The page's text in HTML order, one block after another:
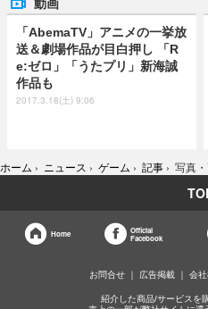
動画
「AbemaTV」アニメの一挙放
送＆劇場作品が目白押し 「R
e:ゼロ」「うたプリ」新海誠
作品も
2017.3.18(土) 9:06
ホーム › ニュース › ゲーム › 記事 › 写真
Home
Official
Facebook
お問合せ 広告掲載 会
紹介した商品/サービスを